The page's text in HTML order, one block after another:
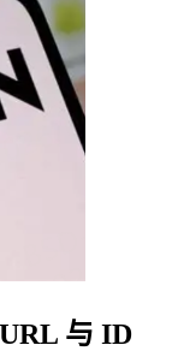
与 ID